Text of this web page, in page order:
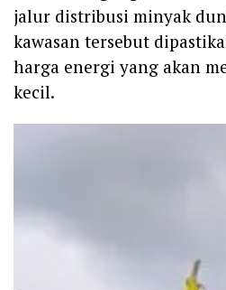
jalur distribusi minyak
kawasan tersebut
harga energi yang akan
kecil.